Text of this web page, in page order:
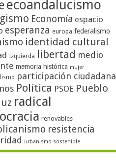
ecoandalucismo
Economía espacio
esperanza europa federalismo
identidad cultural
Izquierda libertad medio
memoria histórica mujer
participación ciudadana
Política PSOE Pueblo
radical
renovables
resistencia
urbanismo sostenible